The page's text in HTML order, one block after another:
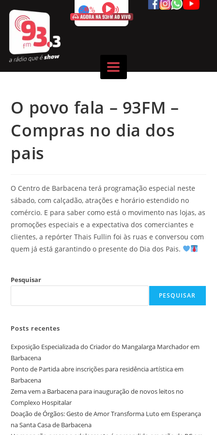
50%
O povo fala – 93FM –
Compras no dia dos
pais
O Centro de Barbacena terá programação especial neste
sábado, com calçadão, atrações e horário estendido no
comércio. E para saber como está o movimento nas lojas, as
promoções especiais e a expectativa dos comerciantes e
clientes, a repórter Thais Fullin foi às ruas e conversou com
quem já está garantindo o presente do Dia dos Pais.
Pesquisar
PESQUISAR
Posts recentes
Exposição Especializada do Criador do Mangalarga Marchador em
Barbacena
Ponto de Partida abre inscrições para residência artística em
Barbacena
Zema vem a Barbacena para inauguração de novos leitos no
Complexo Hospitalar
Doação de Órgãos: Gesto de Amor Transforma Luto em Esperança
na Santa Casa de Barbacena